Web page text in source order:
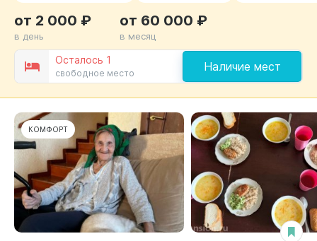
Осталось 1
свободное место Наличие мест
от 2 000 ₽
в день
от 60 000 ₽
в месяц
КОМФОРТ